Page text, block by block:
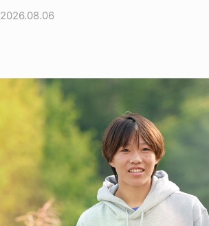
2026.08.06